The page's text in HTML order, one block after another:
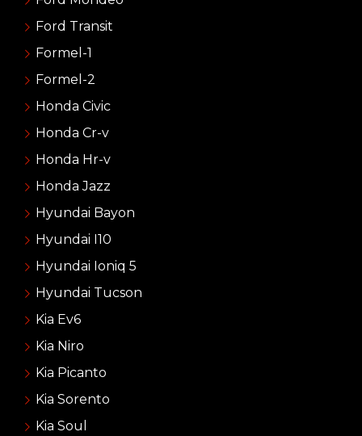
Ford Transit
Formel-1
Formel-2
Honda Civic
Honda Cr-v
Honda Hr-v
Honda Jazz
Hyundai Bayon
Hyundai I10
Hyundai Ioniq 5
Hyundai Tucson
Kia Ev6
Kia Niro
Kia Picanto
Kia Sorento
Kia Soul